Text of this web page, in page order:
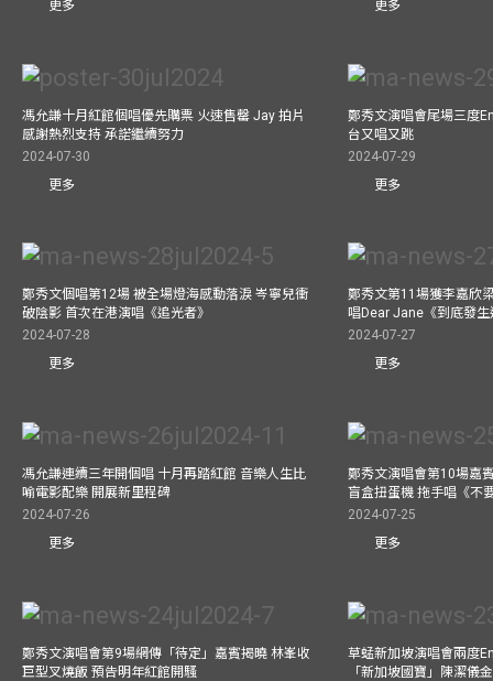
更多
更多
馮允謙十月紅館個唱優先購票 火速售罄 Jay 拍片
感謝熱烈支持 承諾繼續努力
2024-07-30
更多
鄭秀文演唱會尾場三度
台又唱又跳
2024-07-29
更多
鄭秀文個唱第12場 被全場燈海感動落淚 岑寧兒衝
破陰影 首次在港演唱《追光者》
2024-07-28
更多
鄭秀文第11場獲李嘉欣
唱Dear Jane《到底發
2024-07-27
更多
馮允謙連續三年開個唱 十月再踏紅館 音樂人生比
喻電影配樂 開展新里程碑
2024-07-26
更多
鄭秀文演唱會第10場嘉
盲盒扭蛋機 拖手唱《不
2024-07-25
更多
鄭秀文演唱會第9場網傳「待定」嘉賓揭曉 林峯收
巨型叉燒飯 預告明年紅館開騷
草蜢新加坡演唱會兩度
「新加坡國寶」陳潔儀